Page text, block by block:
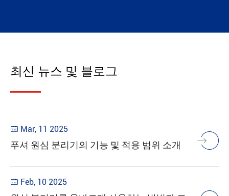
최신 뉴스 및 블로그
 Mar, 11 2025
푸셔 원심 분리기의 기능 및 적용 범위 소개
 Feb, 10 2025